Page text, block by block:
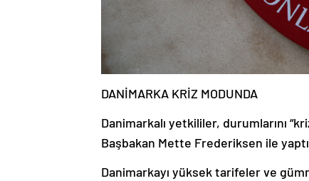
DANİMARKA KRİZ MODUNDA
Danimarkalı yetkililer, durumlarını
Başbakan Mette Frederiksen ile
Danimarkayı yüksek tarifeler ve